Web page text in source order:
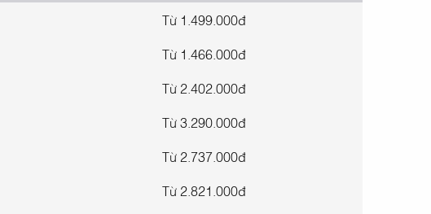
Từ 1.499.000đ
Từ 1.466.000đ
Từ 2.402.000đ
Từ 3.290.000đ
Từ 2.737.000đ
Từ 2.821.000đ